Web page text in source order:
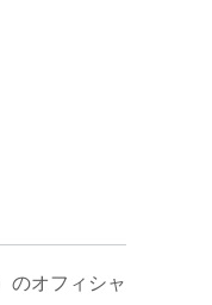
のオフィシャ